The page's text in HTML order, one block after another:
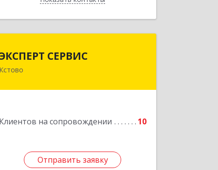
СЕРВИС
Кстово
Клиентов на сопровождении 10
Отправить заявку
Отправить заявку